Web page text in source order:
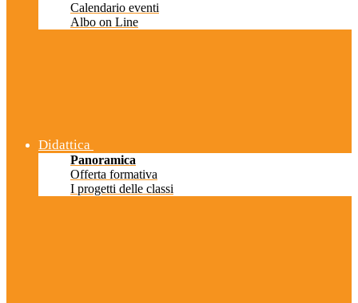
Calendario eventi
Albo on Line
Didattica
Panoramica
Offerta formativa
I progetti delle classi